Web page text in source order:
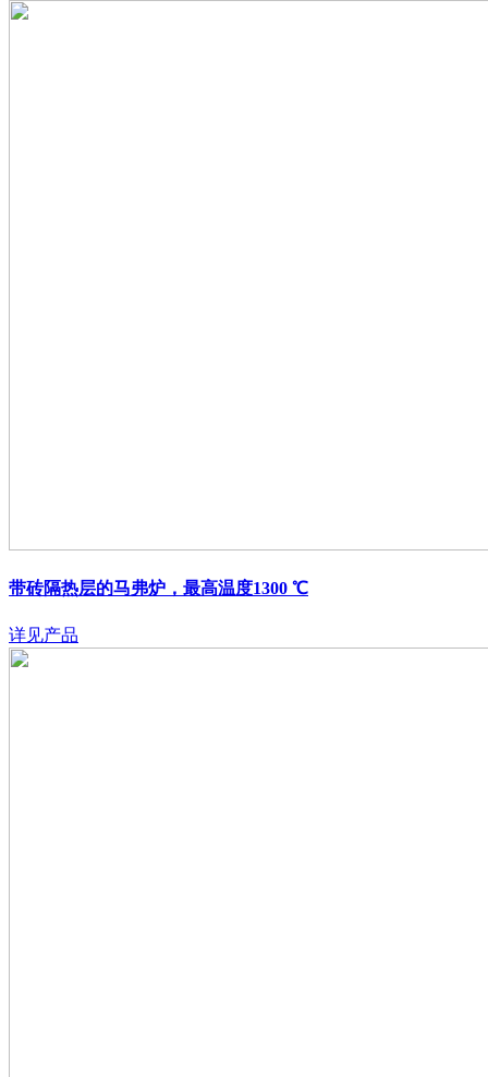
带砖隔热层的马弗炉，最高温度1300 ℃
详见产品